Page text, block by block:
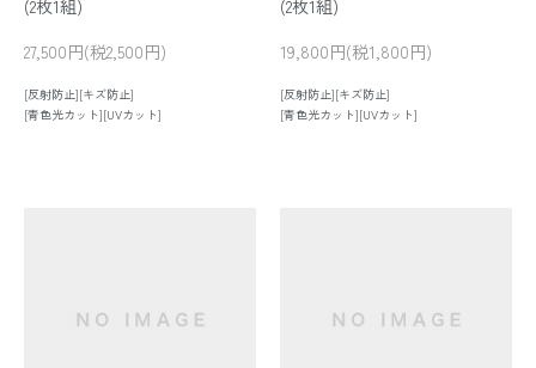
(2枚1組)
27,500円(税2,500円)
[反射防止][キズ防止]
[青色光カット][UVカット]
(2枚1組)
19,800円(税1,800円)
[反射防止][キズ防止]
[青色光カット][UVカット]